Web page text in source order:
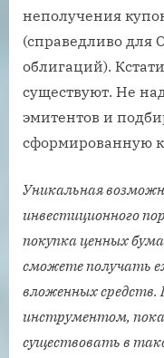
неполучения
(справедливо
облигаций).
существуют. Не
эмитентов и
сформированную
Уникальная
инвестиционного
покупка ценных
сможете получать
вложенных
инструментом,
существовать в